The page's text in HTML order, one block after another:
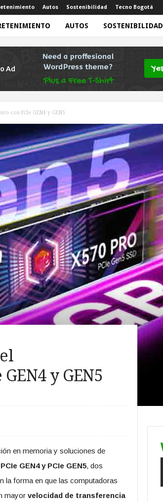
Autos Sostenibilidad Tecno Bogotá
AUTOS SOSTENIBILIDAD
con PCIe GEN4 y GEN5
y GEN5
en memoria y soluciones de
PCIe GEN4 y PCIe GEN5, dos
la forma en que las computadoras
mayor velocidad de transferencia